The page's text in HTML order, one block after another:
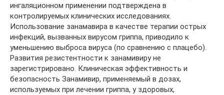
ингаляционном применении подтверждена в
контролируемых клинических исследованиях.
Использование занамавира в качестве терапии острых
инфекций, вызванных вирусом гриппа, приводило к
уменьшению выброса вируса (по сравнению с плацебо).
Развития резистентности к занамивиру не
зарегистрировано. Клиническая эффективность и
безопасность Занамивир, применяемый в дозах,
используемых при лечении гриппа, у здоровых,